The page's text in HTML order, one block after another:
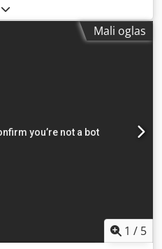
Mali oglas
1 / 5